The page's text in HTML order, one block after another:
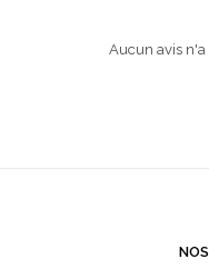
Aucun avis